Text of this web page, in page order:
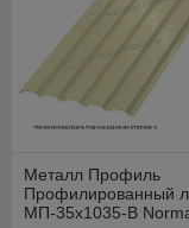
Металл Профиль
Профилированный
МП-35x1035-B